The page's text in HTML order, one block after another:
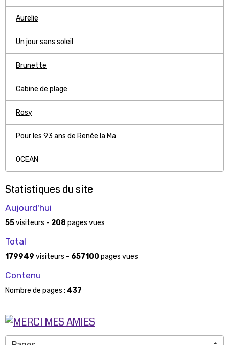
Aurelie
Un jour sans soleil
Brunette
Cabine de plage
Rosy
Pour les 93 ans de Renée la Ma
OCEAN
Statistiques du site
Aujourd'hui
55visiteurs - 208 pages vues
Total
179949 visiteurs - 657100 pages vues
Contenu
Nombre de pages : 437